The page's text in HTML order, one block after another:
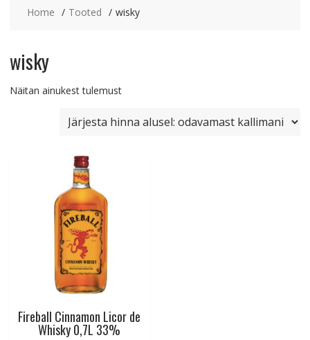
Home Tooted wisky
wisky
Näitan ainukest tulemust
Fireball Cinnamon Licor de
Whisky 0,7L 33%